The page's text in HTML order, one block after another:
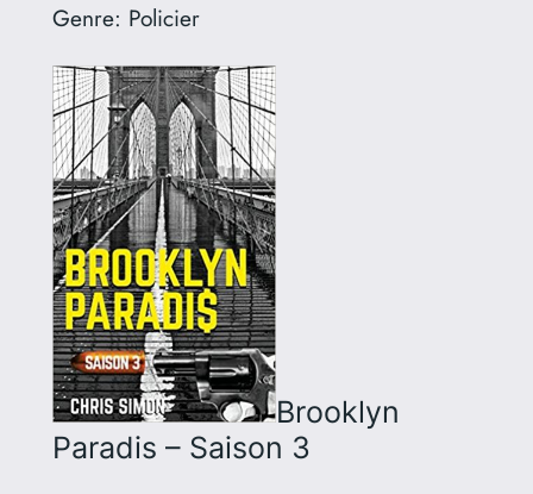
Genre: Policier
Brooklyn
Paradis – Saison 3